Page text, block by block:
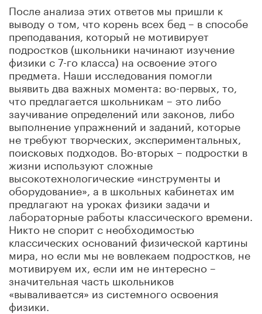
После анализа этих ответов мы пришли к
выводу о том, что корень всех бед – в способе
преподавания, который не мотивирует
подростков (школьники начинают изучение
физики с 7-го класса) на освоение этого
предмета. Наши исследования помогли
выявить два важных момента: во-первых, то,
что предлагается школьникам – это либо
заучивание определений или законов, либо
выполнение упражнений и заданий, которые
не требуют творческих, экспериментальных,
поисковых подходов. Во-вторых – подростки в
жизни используют сложные
высокотехнологические «инструменты и
оборудование», а в школьных кабинетах им
предлагают на уроках физики задачи и
лабораторные работы классического времени.
Никто не спорит с необходимостью
классических оснований физической картины
мира, но если мы не вовлекаем подростков, не
мотивируем их, если им не интересно –
значительная часть школьников
«вываливается» из системного освоения
физики.